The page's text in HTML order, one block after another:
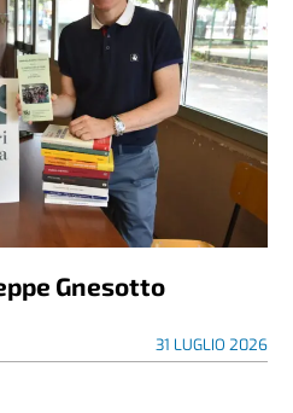
Gnesotto
31 LUGLIO 2026